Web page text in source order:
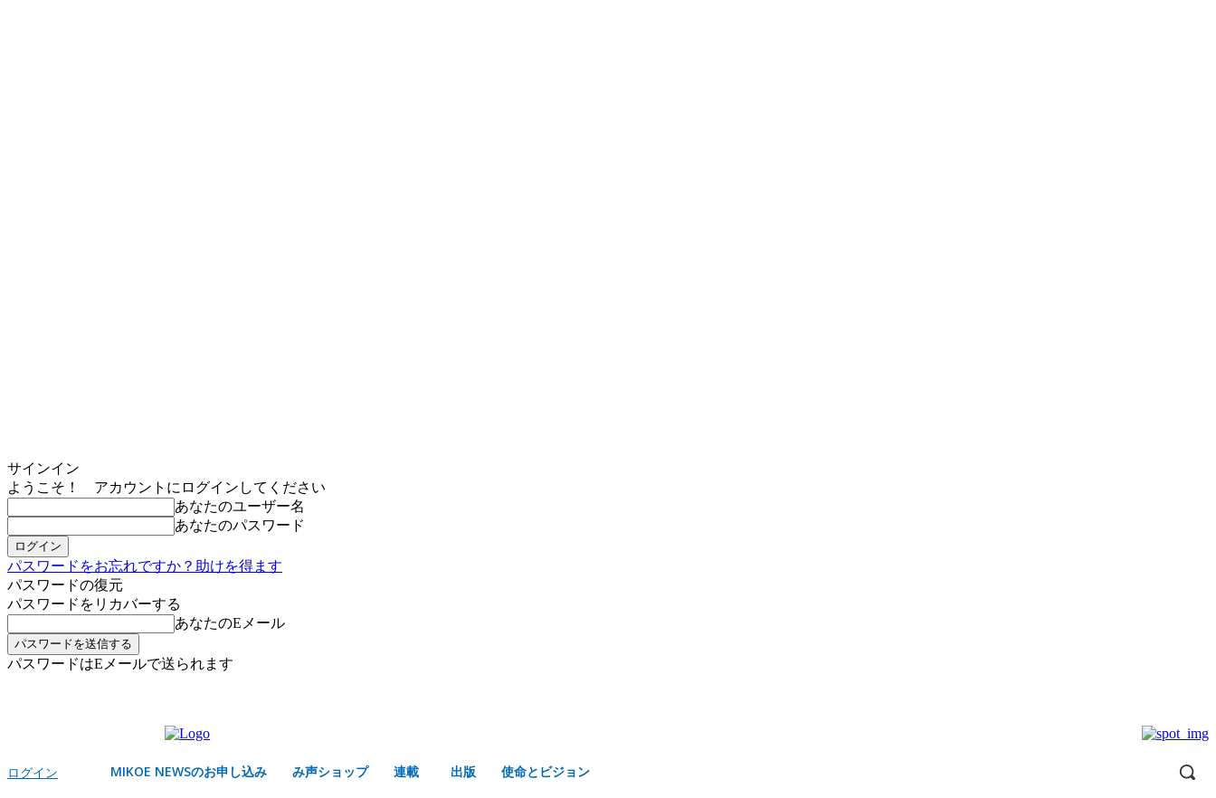
サインイン
ようこそ！ アカウントにログインしてください
あなたのユーザー名
あなたのパスワード
パスワードをお忘れですか？助けを得ます
パスワードの復元
パスワードをリカバーする
あなたのEメール
パスワードはEメールで送られます
ログイン MIKOE NEWSのお申し込み み声ショップ 連載 出版 使命とビジョン